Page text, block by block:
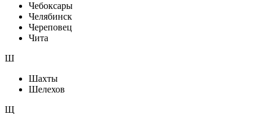
Чебоксары
Челябинск
Череповец
Чита
Ш
Шахты
Шелехов
Щ